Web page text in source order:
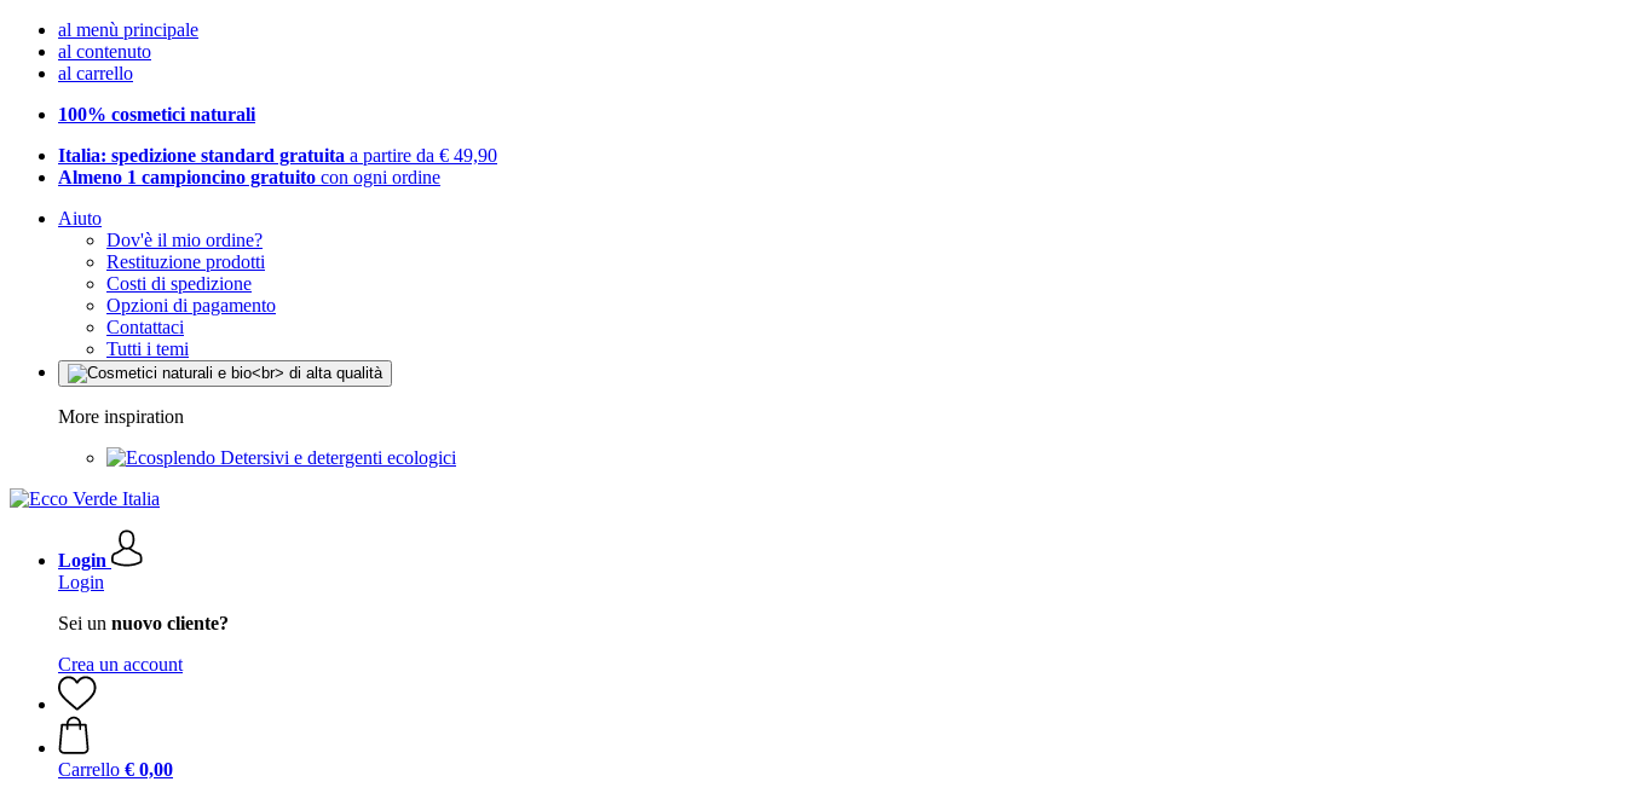
al menù principale
al contenuto
al carrello
100% cosmetici naturali
Italia: spedizione standard gratuita a partire da € 49,90
Almeno 1 campioncino gratuito con ogni ordine
Aiuto
Dov'è il mio ordine?
Restituzione prodotti
Costi di spedizione
Opzioni di pagamento
Contattaci
Tutti i temi
More inspiration
Detersivi e detergenti ecologici
Login
Login
Sei un nuovo cliente?
Crea un account
Carrello € 0,00